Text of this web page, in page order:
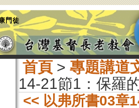
門徒
首頁> 專題講道
14-21節1：保羅
<< 以弗所書03章